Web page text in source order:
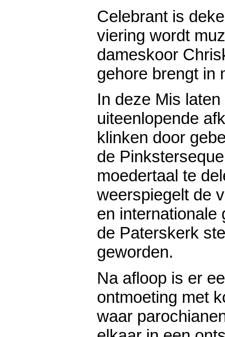
Celebrant is
viering wordt
dameskoor
gehore brengt in
In deze Mis
uiteenlopende
klinken door
de
moedertaal te
weerspiegelt de
en internationale
de Paterskerk
geworden.
Na afloop is er
ontmoeting met
waar